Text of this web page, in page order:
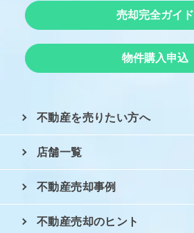
売却完全ガイド
物件購入申込
不動産を売りたい方へ
店舗一覧
不動産売却事例
不動産売却のヒント